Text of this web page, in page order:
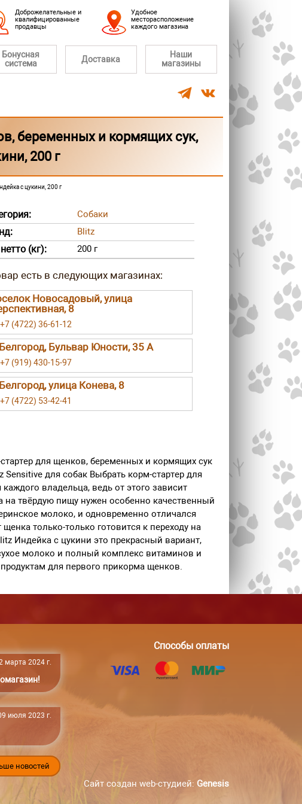
Доброжелательные и
квалифицированные
продавцы
Удобное
месторасположение
каждого магазина
Бонусная
система
Доставка
Наши
магазины
беременных и кормящих сук,
200 г
с цукини, 200 г
Собаки
Blitz
(кг): 200 г
Новосадовый, улица
8
+7 (4722) 36-61-12
Бульвар Юности, 35 А
+7 (919) 430-15-97
улица Конева, 8
+7 (4722) 53-42-41
для щенков, беременных и кормящих сук
для собак Выбрать корм-стартер для
владельца, ведь от этого зависит
твёрдую пищу нужен особенно качественный
молоко, и одновременно отличался
только-только готовится к переходу на
Индейка с цукини это прекрасный вариант,
молоко и полный комплекс витаминов и
для первого прикорма щенков.
марта 2024 г.
июля 2023 г.
новостей
Способы оплаты
Сайт создан web-студией: Genesis